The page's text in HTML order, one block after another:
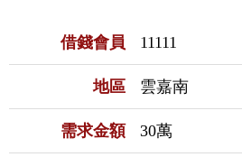
借錢會員 11111
地區 雲嘉南
需求金額 30萬